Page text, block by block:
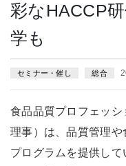
彩なHACCP
学も
セミナー・催し 総合
食品品質プロフェッ
理事）は、品質管理
プログラムを提供して